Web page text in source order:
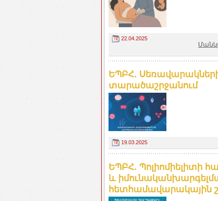
22.04.2025
ԵՊԲՀ.
տարածաշրջանում
19.03.2025
ԵՊԲՀ. Պոլիոմիելիտի
և
հետհամավարակային